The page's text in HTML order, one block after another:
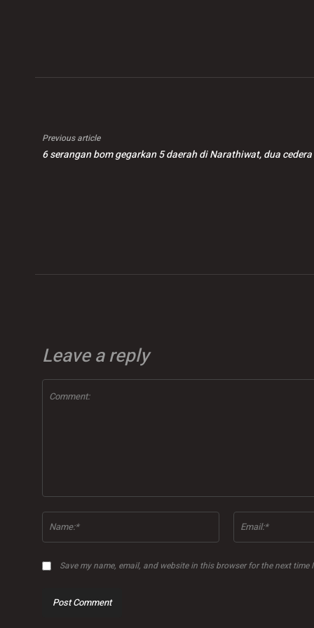
Previous article
6 serangan bom gegarkan 5 daerah di Narathiwat, dua cedera
Leave a reply
Save my name, email, and website in this browser for the next time